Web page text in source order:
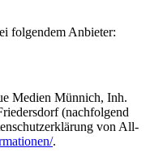
folgendem Anbieter:
Medien Münnich, Inh.
(nachfolgend
von All-
.